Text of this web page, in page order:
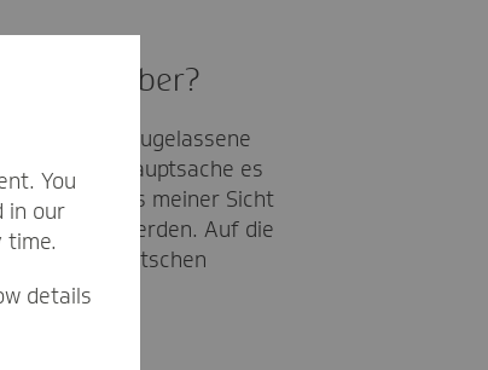
gegenüber?
gar keine zugelassene
ist. Hauptsache es
es aus meiner Sicht
begleitet werden. Auf die
im deutschen
You
in our
time.
details